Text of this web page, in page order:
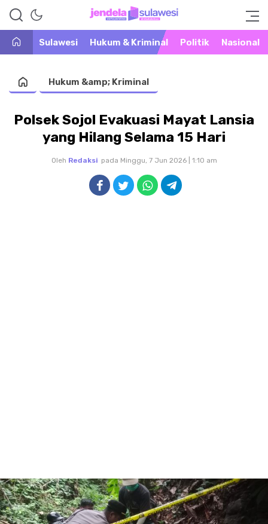
Jendela Sulawesi
Warta Peristiwa di Khatulistiwa
Sulawesi
Hukum & Kriminal Politik Nasional
Hukum &amp; Kriminal
Polsek Sojol Evakuasi Mayat Lansia
yang Hilang Selama 15 Hari
Oleh Redaksi pada Minggu, 7 Jun 2026 | 1:10 am